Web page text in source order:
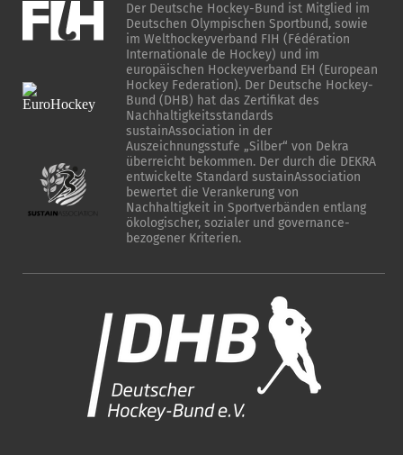
Der Deutsche Hockey-Bund ist Mitglied im
Deutschen Olympischen Sportbund, sowie
im Welthockeyverband FIH (Fédération
Internationale de Hockey) und im
europäischen Hockeyverband EH (European
Hockey Federation). Der Deutsche Hockey-
Bund (DHB) hat das Zertifikat des
Nachhaltigkeitsstandards
sustainAssociation in der
Auszeichnungsstufe „Silber“ von Dekra
überreicht bekommen. Der durch die DEKRA
entwickelte Standard sustainAssociation
bewertet die Verankerung von
Nachhaltigkeit in Sportverbänden entlang
ökologischer, sozialer und governance-
bezogener Kriterien.